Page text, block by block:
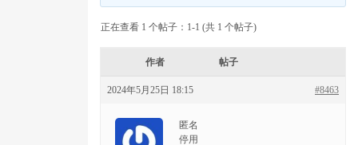
正在查看 1 个帖子：1-1 (共 1 个帖子)
作者 帖子
2024年5月25日 18:15 #8463
匿名
停用